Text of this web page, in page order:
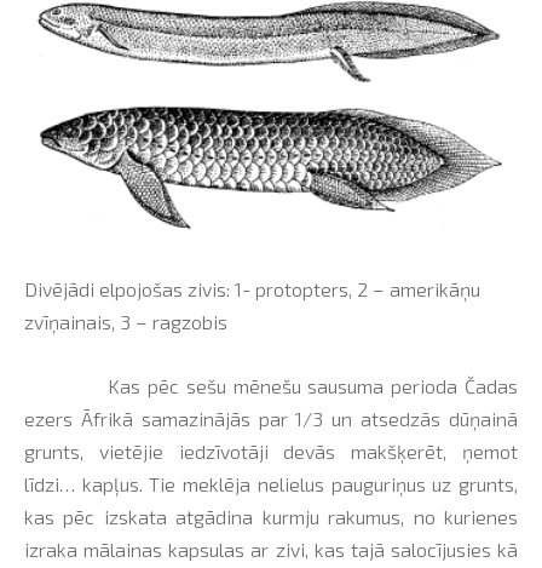
Divējādi elpojošas zivis: 1- protopters, 2 – amerikāņu
zvīņainais, 3 – ragzobis
Kas pēc sešu mēnešu sausuma perioda Čadas
ezers Āfrikā samazinājās par 1/3 un atsedzās dūņainā
grunts, vietējie iedzīvotāji devās makšķerēt, ņemot
līdzi… kapļus. Tie meklēja nelielus pauguriņus uz grunts,
kas pēc izskata atgādina kurmju rakumus, no kurienes
izraka mālainas kapsulas ar zivi, kas tajā salocījusies kā